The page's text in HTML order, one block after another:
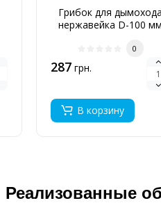
Грибок для дымохода
нержавейка D-100 мм
0
287 грн.
В корзину
Реализованные